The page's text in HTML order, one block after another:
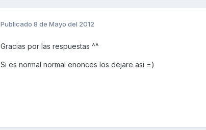
Publicado 8 de Mayo del 2012
Gracias por las respuestas ^^
Si es normal normal enonces los dejare asi =)